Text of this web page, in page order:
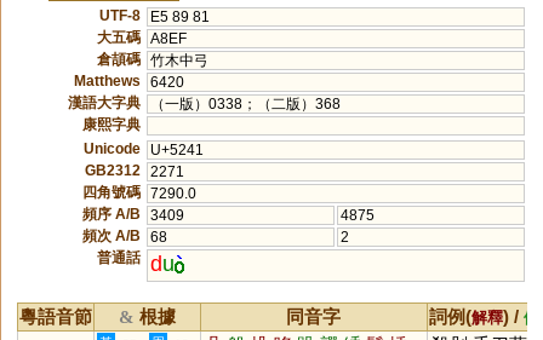
UTF-8
E5 89 81
大五碼 A8EF
倉頡碼 竹木中弓
Matthews
6420
漢語大字典
（一版）0338；（二版）368
康熙字典
Unicode
U+5241
GB2312
2271
四角號碼 7290.0
頻序 A/B
3409
4875
頻次 A/B
68
2
普通話 du
粵語音節 & 根據 同音字 詞例(解釋) / 備